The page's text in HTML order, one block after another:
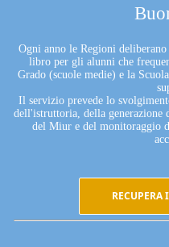
Ogni anno le Regioni
libro per gli alunni che
Grado (scuole medie) e la
Il servizio prevede lo
dell'istruttoria, della generazione
del Miur e del monitoraggio